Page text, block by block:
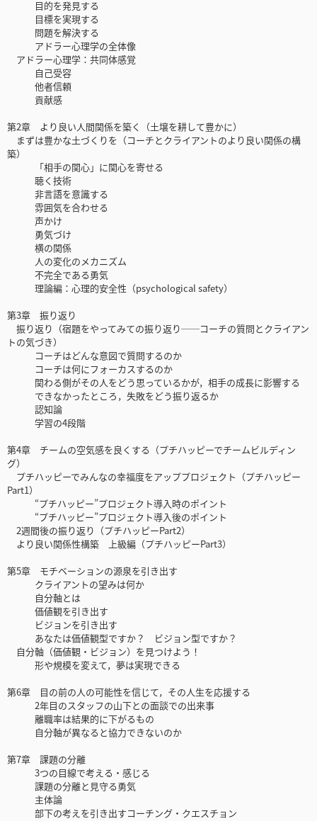
目的を発見する
目標を実現する
問題を解決する
アドラー心理学の全体像
アドラー心理学：共同体感覚
自己受容
他者信頼
貢献感
第2章 より良い人間関係を築く（土壌を耕して豊かに）
まずは豊かな土づくりを（コーチとクライアントのより良い関係の構
築）
「相手の関心」に関心を寄せる
聴く技術
非言語を意識する
雰囲気を合わせる
声かけ
勇気づけ
横の関係
人の変化のメカニズム
不完全である勇気
理論編：心理的安全性（psychological safety）
第3章 振り返り
振り返り（宿題をやってみての振り返り──コーチの質問とクライアン
トの気づき）
コーチはどんな意図で質問するのか
コーチは何にフォーカスするのか
関わる側がその人をどう思っているかが，相手の成長に影響する
できなかったところ，失敗をどう振り返るか
認知論
学習の4段階
第4章 チームの空気感を良くする（プチハッピーでチームビルディン
グ）
プチハッピーでみんなの幸福度をアッププロジェクト（プチハッピー
Part1）
“プチハッピー”プロジェクト導入時のポイント
“プチハッピー”プロジェクト導入後のポイント
2週間後の振り返り（プチハッピーPart2）
より良い関係性構築 上級編（プチハッピーPart3）
第5章 モチベーションの源泉を引き出す
クライアントの望みは何か
自分軸とは
価値観を引き出す
ビジョンを引き出す
あなたは価値観型ですか？ ビジョン型ですか？
自分軸（価値観・ビジョン）を見つけよう！
形や規模を変えて，夢は実現できる
第6章 目の前の人の可能性を信じて，その人生を応援する
2年目のスタッフの山下との面談での出来事
離職率は結果的に下がるもの
自分軸が異なると協力できないのか
第7章 課題の分離
3つの目線で考える・感じる
課題の分離と見守る勇気
主体論
部下の考えを引き出すコーチング・クエスチョン